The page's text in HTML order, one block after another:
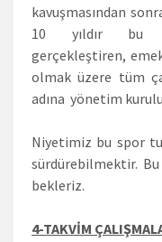
kavuşmasından
10 yıldır bu
gerçekleştiren,
olmak üzere tüm
adına yönetim
Niyetimiz bu spor
sürdürebilmektir.
bekleriz.
4-TAKVİM